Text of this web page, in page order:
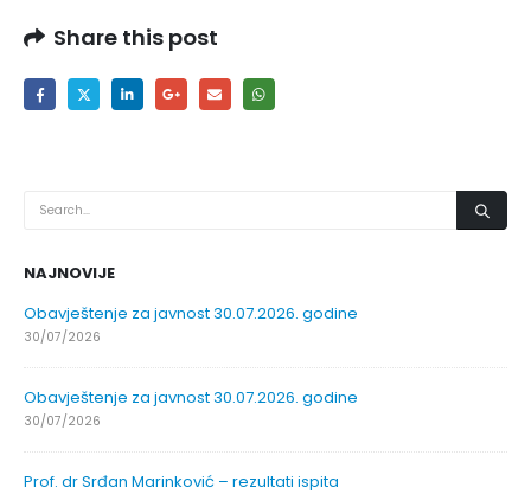
Share this post
NAJNOVIJE
Obavještenje za javnost 30.07.2026. godine
30/07/2026
Obavještenje za javnost 30.07.2026. godine
30/07/2026
Prof. dr Srđan Marinković – rezultati ispita